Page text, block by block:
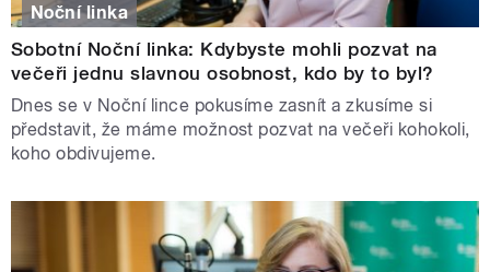
Noční linka
Sobotní Noční linka: Kdybyste mohli pozvat na
večeři jednu slavnou osobnost, kdo by to byl?
Dnes se v Noční lince pokusíme zasnít a zkusíme si
představit, že máme možnost pozvat na večeři kohokoli,
koho obdivujeme.